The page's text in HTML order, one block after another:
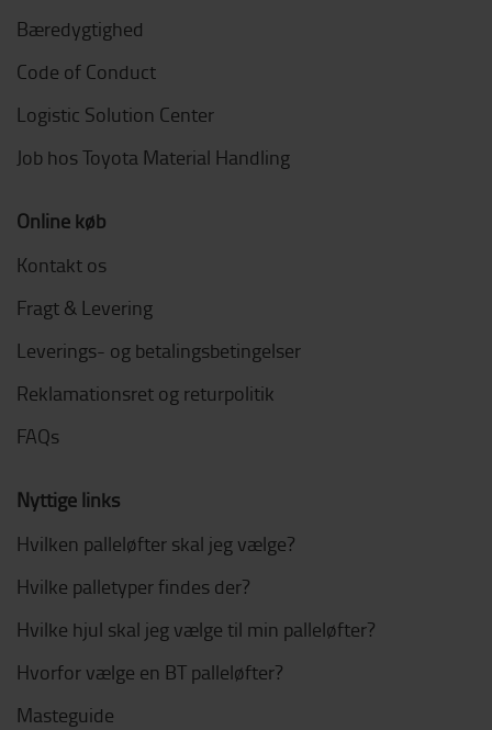
Bæredygtighed
Code of Conduct
Logistic Solution Center
Job hos Toyota Material Handling
Online køb
Kontakt os
Fragt & Levering
Leverings- og betalingsbetingelser
Reklamationsret og returpolitik
FAQs
Nyttige links
Hvilken palleløfter skal jeg vælge?
Hvilke palletyper findes der?
Hvilke hjul skal jeg vælge til min palleløfter?
Hvorfor vælge en BT palleløfter?
Masteguide